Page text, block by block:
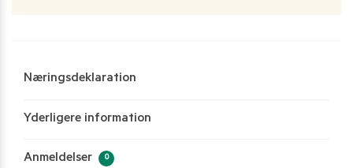
Næringsdeklaration
Yderligere information
Anmeldelser 0